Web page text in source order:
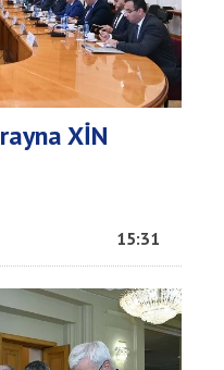
XİN
15:31